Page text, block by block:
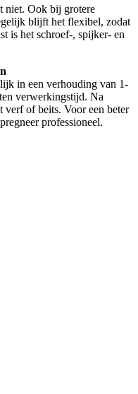
niet. Ook bij grotere
blijft het flexibel, zodat
is het schroef-, spijker- en
in een verhouding van 1-
verwerkingstijd. Na
of beits. Voor een beter
professioneel.